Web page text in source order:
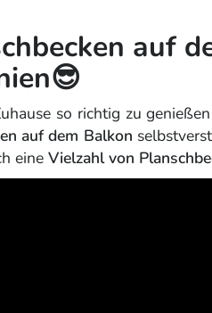
auf
so richtig zu
auf dem Balkon
eine Vielzahl von